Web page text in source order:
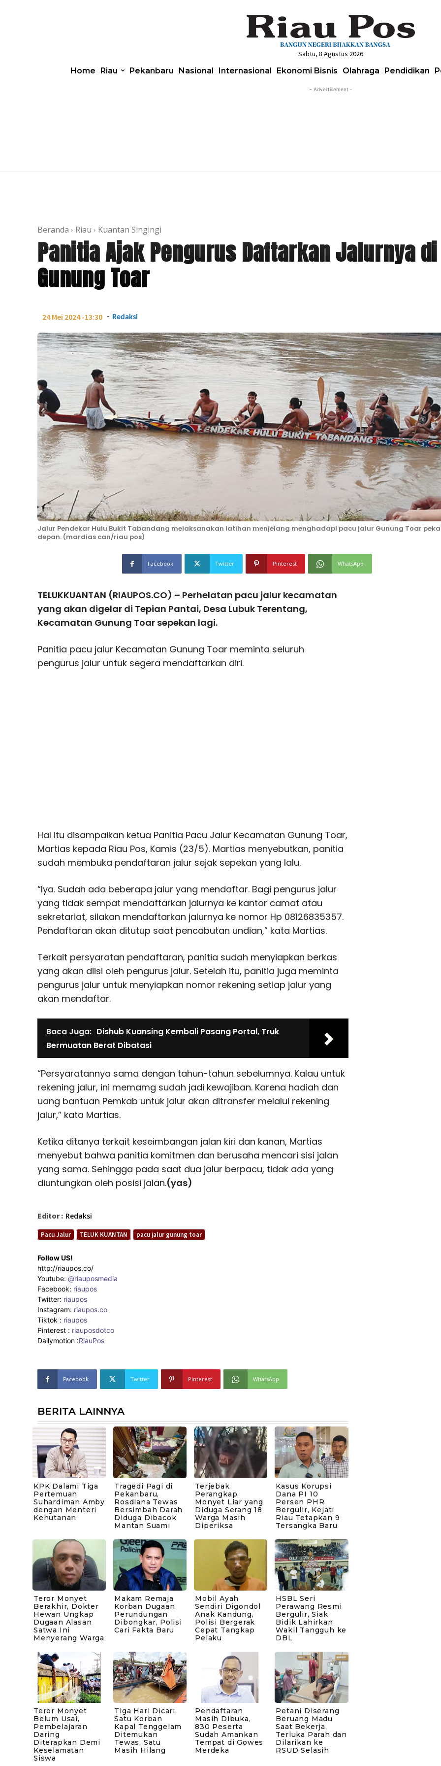
Sabtu, 8 Agustus 2026
Home Riau Pekanbaru Nasional Internasional Ekonomi Bisnis Olahraga Pendidikan
- Advertisement -
Beranda Riau Kuantan Singingi
Panitia Ajak Pengurus Daftarkan Jalurnya di
Gunung Toar
24 Mei 2024 -13:30 - Redaksi
Jalur Pendekar Hulu Bukit Tabandang melaksanakan latihan menjelang menghadapi pacu jalur Gunung Toar
depan. (mardias can/riau pos)
Facebook Twitter Pinterest WhatsApp
TELUKKUANTAN (RIAUPOS.CO) – Perhelatan pacu jalur kecamatan
yang akan digelar di Tepian Pantai, Desa Lubuk Terentang,
Kecamatan Gunung Toar sepekan lagi.
Panitia pacu jalur Kecamatan Gunung Toar meminta seluruh
pengurus jalur untuk segera mendaftarkan diri.
Hal itu disampaikan ketua Panitia Pacu Jalur Kecamatan Gunung Toar,
Martias kepada Riau Pos, Kamis (23/5). Martias menyebutkan, panitia
sudah membuka pendaftaran jalur sejak sepekan yang lalu.
“Iya. Sudah ada beberapa jalur yang mendaftar. Bagi pengurus jalur
yang tidak sempat mendaftarkan jalurnya ke kantor camat atau
sekretariat, silakan mendaftarkan jalurnya ke nomor Hp 08126835357.
Pendaftaran akan ditutup saat pencabutan undian,” kata Martias.
Terkait persyaratan pendaftaran, panitia sudah menyiapkan berkas
yang akan diisi oleh pengurus jalur. Setelah itu, panitia juga meminta
pengurus jalur untuk menyiapkan nomor rekening setiap jalur yang
akan mendaftar.
Baca Juga: Dishub Kuansing Kembali Pasang Portal, Truk
Bermuatan Berat Dibatasi
“Persyaratannya sama dengan tahun-tahun sebelumnya. Kalau untuk
rekening jalur, ini memamg sudah jadi kewajiban. Karena hadiah dan
uang bantuan Pemkab untuk jalur akan ditransfer melalui rekening
jalur,” kata Martias.
Ketika ditanya terkait keseimbangan jalan kiri dan kanan, Martias
menyebut bahwa panitia komitmen dan berusaha mencari sisi jalan
yang sama. Sehingga pada saat dua jalur berpacu, tidak ada yang
diuntungkan oleh posisi jalan.(yas)
Editor : Redaksi
Pacu Jalur TELUK KUANTAN pacu jalur gunung toar
Follow US!
http://riaupos.co/
Youtube: @riauposmedia
Facebook: riaupos
Twitter: riaupos
Instagram: riaupos.co
Tiktok : riaupos
Pinterest : riauposdotco
Dailymotion :RiauPos
Facebook Twitter Pinterest WhatsApp
BERITA LAINNYA
KPK Dalami Tiga
Pertemuan
Suhardiman Amby
dengan Menteri
Kehutanan
Tragedi Pagi di
Pekanbaru,
Rosdiana Tewas
Bersimbah Darah
Diduga Dibacok
Mantan Suami
Terjebak
Perangkap,
Monyet Liar yang
Diduga Serang 18
Warga Masih
Diperiksa
Kasus Korupsi
Dana PI 10
Persen PHR
Bergulir, Kejati
Riau Tetapkan 9
Tersangka Baru
Teror Monyet
Berakhir, Dokter
Hewan Ungkap
Dugaan Alasan
Satwa Ini
Menyerang Warga
Makam Remaja
Korban Dugaan
Perundungan
Dibongkar, Polisi
Cari Fakta Baru
Mobil Ayah
Sendiri Digondol
Anak Kandung,
Polisi Bergerak
Cepat Tangkap
Pelaku
HSBL Seri
Perawang Resmi
Bergulir, Siak
Bidik Lahirkan
Wakil Tangguh ke
DBL
Teror Monyet
Belum Usai,
Pembelajaran
Daring
Diterapkan Demi
Keselamatan
Siswa
Tiga Hari Dicari,
Satu Korban
Kapal Tenggelam
Ditemukan
Tewas, Satu
Masih Hilang
Pendaftaran
Masih Dibuka,
830 Peserta
Sudah Amankan
Tempat di Gowes
Merdeka
Petani Diserang
Beruang Madu
Saat Bekerja,
Terluka Parah dan
Dilarikan ke
RSUD Selasih